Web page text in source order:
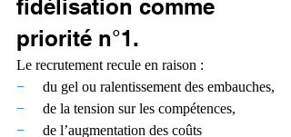
fidélisation comme
priorité n°1.
Le recrutement recule en raison :
− du gel ou ralentissement des embauches,
− de la tension sur les compétences,
− de l’augmentation des coûts